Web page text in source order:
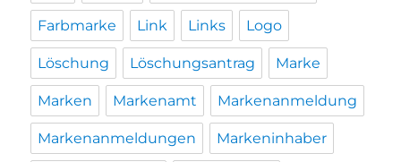
Farbmarke Link Links Logo
Löschung Löschungsantrag Marke
Marken Markenamt Markenanmeldung
Markenanmeldungen Markeninhaber